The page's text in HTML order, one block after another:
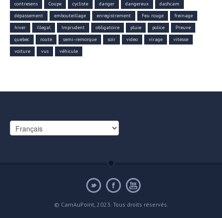
contresens
Coupe cycliste danger dangereux
dashcam
dépassement
embouteillage enregistrement Feu rouge
freinage
hiver
illegal Imprudent obligatoire pluie police
Preuve
quebec
route semi-remorque soir video virage
vitesse
voiture
vus véhicule
Choisir
une
© CamAuPoint, 2023. Tous droits réservés.